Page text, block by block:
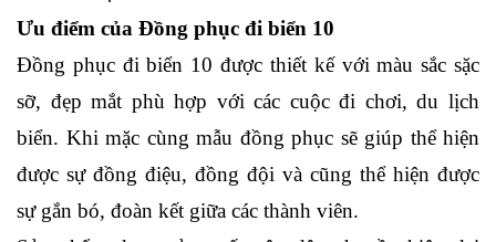
Ưu điểm của Đồng phục đi biển 10
Đồng phục đi biển 10 được thiết kế với màu sắc sặc
sỡ, đẹp mắt phù hợp với các cuộc đi chơi, du lịch
biển. Khi mặc cùng mẫu đồng phục sẽ giúp thể hiện
được sự đồng điệu, đồng đội và cũng thể hiện được
sự gắn bó, đoàn kết giữa các thành viên.